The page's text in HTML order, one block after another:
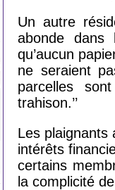
Un autre
abonde dans
qu’aucun
ne seraient
parcelles
trahison.’’
Les plaignants
intérêts
certains
la complicité